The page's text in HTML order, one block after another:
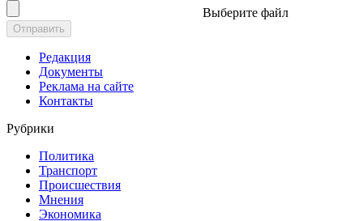
Выберите файл
Отправить
Редакция
Документы
Реклама на сайте
Контакты
Рубрики
Политика
Транспорт
Происшествия
Мнения
Экономика